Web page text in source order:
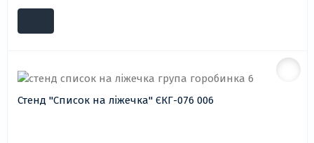
Стенд "Список на ліжечка" ЄКГ-076 006